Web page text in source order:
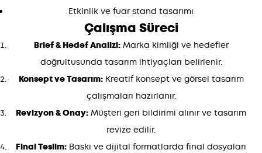
Etkinlik ve fuar stand tasarımı
Çalışma Süreci
Brief & Hedef Analizi:Marka kimliği ve hedefler
doğrultusunda tasarım ihtiyaçları belirlenir.
Konsept ve Tasarım:Kreatif konsept ve görsel tasarım
çalışmaları hazırlanır.
Revizyon & Onay: Müşteri geri bildirimi alınır ve tasarım
revize edilir.
Final Teslim: Baskı ve dijital formatlarda final dosyaları